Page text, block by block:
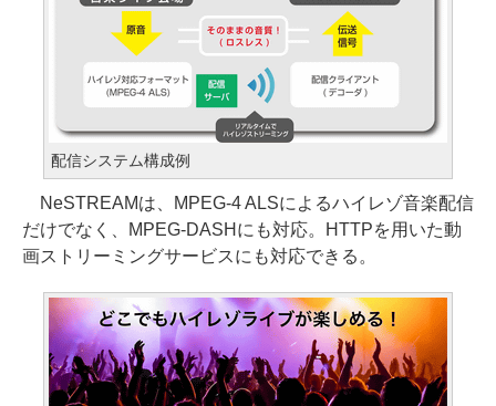
配信システム構成例
NeSTREAMは、MPEG-4 ALSによるハイレゾ音楽配信
だけでなく、MPEG-DASHにも対応。HTTPを用いた動
画ストリーミングサービスにも対応できる。